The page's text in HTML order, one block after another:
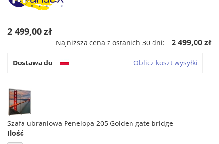
2 499,00 zł
Najniższa cena z ostanich 30 dni: 2 499,00 zł
Dostawa do Oblicz koszt wysyłki
Szafa ubraniowa Penelopa 205 Golden gate bridge
Ilość